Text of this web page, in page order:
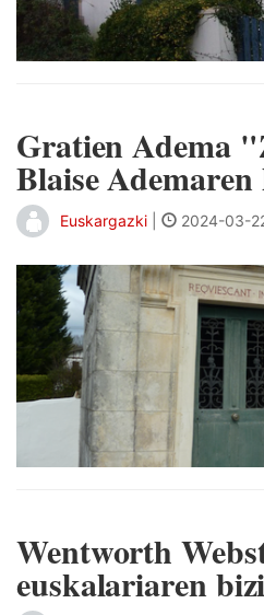
Gratien Adema
Blaise
Euskargazki 2024-03-
Wentworth
euskalariaren